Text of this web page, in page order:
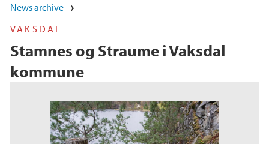
News archive
VAKSDAL
Stamnes og Straume i Vaksdal
kommune